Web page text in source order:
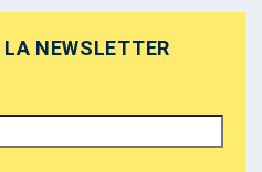
NEWSLETTER